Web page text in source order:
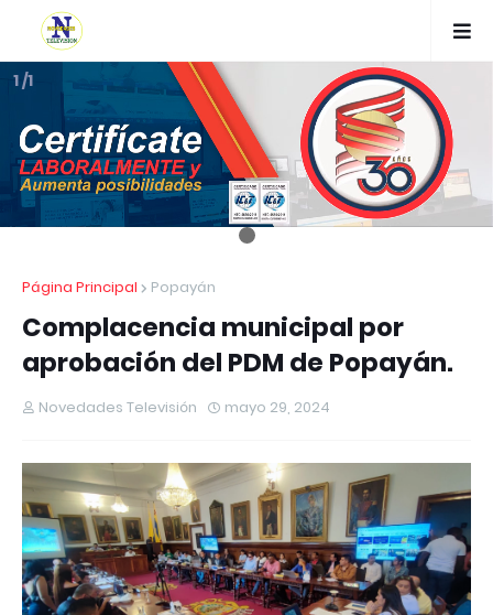
1 /1
Página Principal Popayán
Complacencia municipal por
aprobación del PDM de Popayán.
Novedades Televisión mayo 29, 2024